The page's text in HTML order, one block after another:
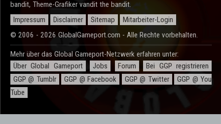
bandit, Theme-Grafiker vandit the bandit.
Impressum
Disclaimer Sitemap
Mitarbeiter-Login
© 2006 - 2026 GlobalGameport.com - Alle Rechte vorbehalten.
Mehr über das Global Gameport-Netzwerk erfahren unter:
Über Global Gameport
Jobs Forum
Bei GGP registrieren
GGP @ Tumblr
GGP @ Facebook GGP @ Twitter
GGP @ You
Tube